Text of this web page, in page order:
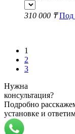
310 000 ₸ Под
1
2
3
Нужна
консультация?
Подробно
установке и